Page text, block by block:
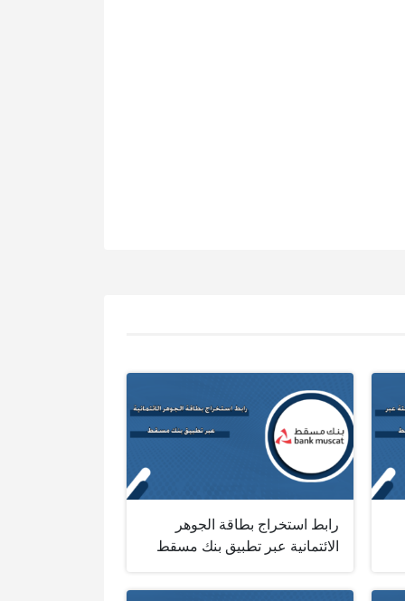
رابط استخراج بطاقة الجوهر
الائتمانية عبر تطبيق بنك مسقط